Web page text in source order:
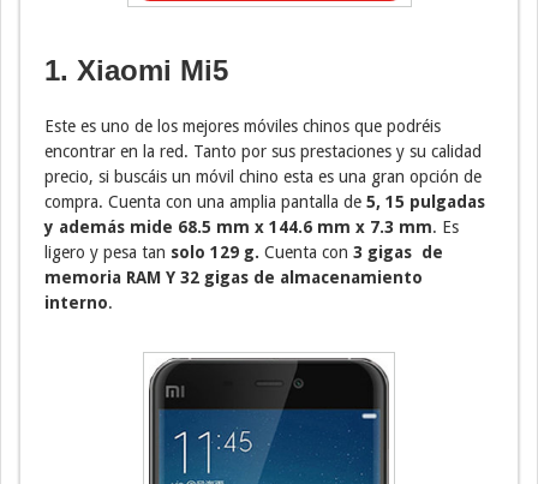
1. Xiaomi Mi5
Este es uno de los mejores móviles chinos que podréis
encontrar en la red. Tanto por sus prestaciones y su calidad
precio, si buscáis un móvil chino esta es una gran opción de
compra. Cuenta con una amplia pantalla de 5, 15 pulgadas
y además mide 68.5 mm x 144.6 mm x 7.3 mm. Es
ligero y pesa tan solo 129 g. Cuenta con 3 gigas de
memoria RAM Y 32 gigas de almacenamiento
interno.